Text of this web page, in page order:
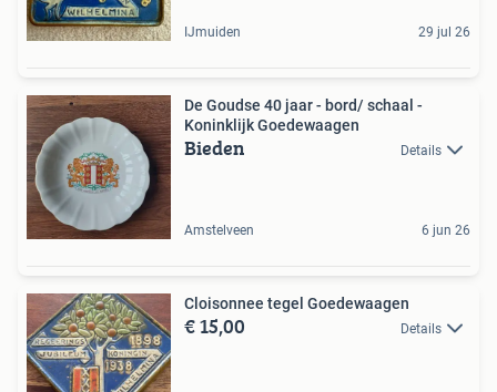
IJmuiden 29 jul 26
De Goudse 40 jaar - bord/ schaal -
Koninklijk Goedewaagen
Bieden Details
Amstelveen 6 jun 26
Cloisonnee tegel Goedewaagen
€ 15,00 Details